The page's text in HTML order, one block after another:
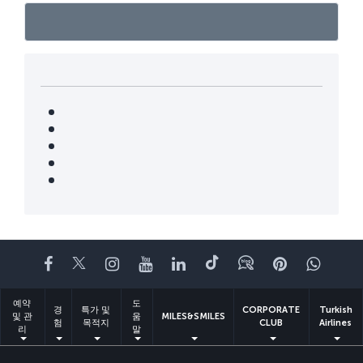
페이스북
트위터인스타그램
유튜브링크드인
틱톡블로그Pinterest
예약
및 관
리
경
험
특가 및
목적지
도
움
말
MILES&SMILES
CORPORATE
CLUB
Turkish
Airlines